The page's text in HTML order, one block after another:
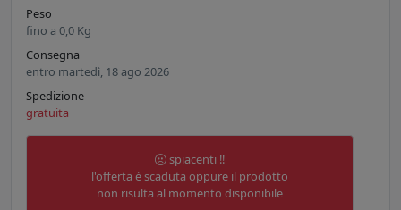
Peso
fino a 0,0 Kg
Consegna
entro martedì, 18 ago 2026
Spedizione
gratuita
spiacenti !!
l'offerta è scaduta oppure il prodotto
non risulta al momento disponibile